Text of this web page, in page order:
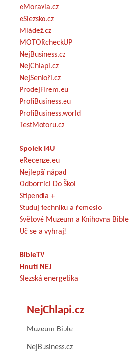
eMoravia.cz
eSlezsko.cz
Mládež.cz
MOTORcheckUP
NejBusiness.cz
NejChlapi.cz
NejSenioři.cz
ProdejFirem.eu
ProfiBusiness.eu
ProfiBusiness.world
TestMotoru.cz
Spolek I4U
eRecenze.eu
Nejlepší nápad
Odborníci Do Škol
Stipendia +
Studuj techniku a řemeslo
Světové Muzeum a Knihovna Bible
Uč se a vyhraj!
BibleTV
Hnutí NEJ
Slezská energetika
NejChlapi.cz
Muzeum Bible
NejBusiness.cz